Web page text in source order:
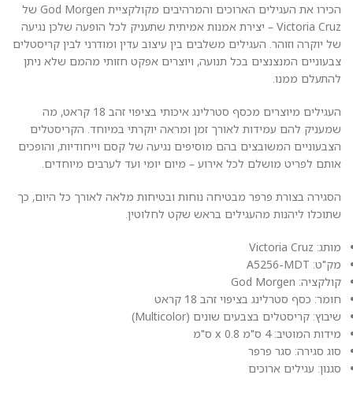
הכירו את העגילים הארוכים והמרהיבים מקולקציית God Morgen של
Victoria Cruz – יצירת אמנות אמיתית שתעניק לכל הופעה שלכן נגיעה
של יוקרה וזוהר. העגילים משלבים בין עיצוב עדין ומודרני לבין קריסטלים
צבעוניים המנצנצים בכל תנועה, ויוצרים אפקט חזותי מהמם שלא ניתן
להתעלם ממנו.
העגילים מיוצרים מכסף סטרלינג איכותי בציפוי זהב 18 קראט, מה
שמעניק להם עמידות לאורך זמן ומראה יוקרתי במיוחד. הקריסטלים
הצבעוניים המשובצים בהם מוסיפים נגיעה של קסם וייחודיות, והופכים
אותם לפריט מושלם לכל אירוע – מיום יומי ועד לערבים מיוחדים.
הסגירה בצורת פרפר מבטיחה נוחות ובטיחות מלאה לאורך כל היום, כך
שתוכלו ליהנות מהעגילים בראש שקט לחלוטין.
מותג: Victoria Cruz
מק"ט: A5256-MDT
קולקציה: God Morgen
חומר: כסף סטרלינג בציפוי זהב 18 קראט
שיבוץ: קריסטלים בצבעים שונים (Multicolor)
מידות המוטיב: 4 ס"מ x 0.8 ס"מ
סוג סגירה: סגר פרפר
סגנון: עגילים ארוכים